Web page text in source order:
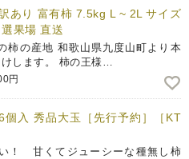
あり 富有柿 7.5kg L ~ 2L サイズ
果場 直送
の産地 和歌山県九度山町より本
します。 柿の王様…
円
個入 秀品大玉［先行予約］［KT
！ 甘くてジューシーな種無し柿